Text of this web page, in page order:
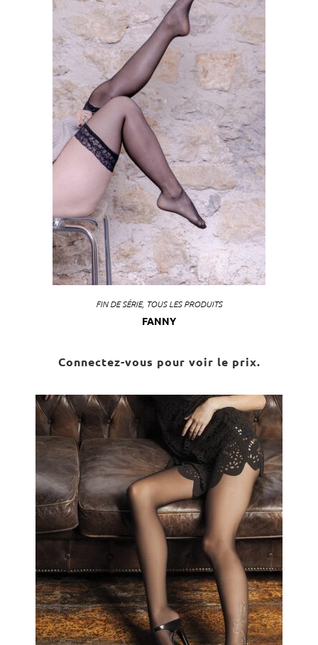
FIN DE SÉRIE, TOUS LES PRODUITS
FANNY
Connectez-vous pour voir le prix.